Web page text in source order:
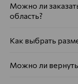
Можно ли
область?
Как выбрать
Можно ли